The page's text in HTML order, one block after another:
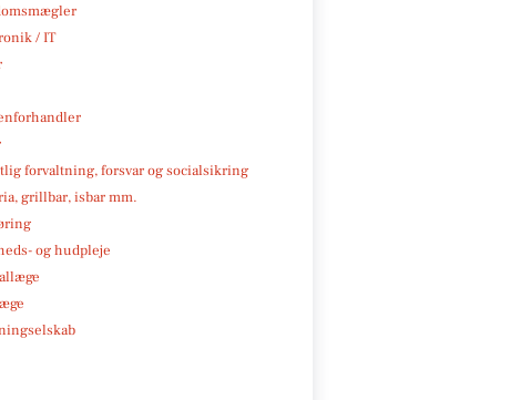
/ IT
forvaltning, forsvar og socialsikring
grillbar, isbar mm.
og hudpleje